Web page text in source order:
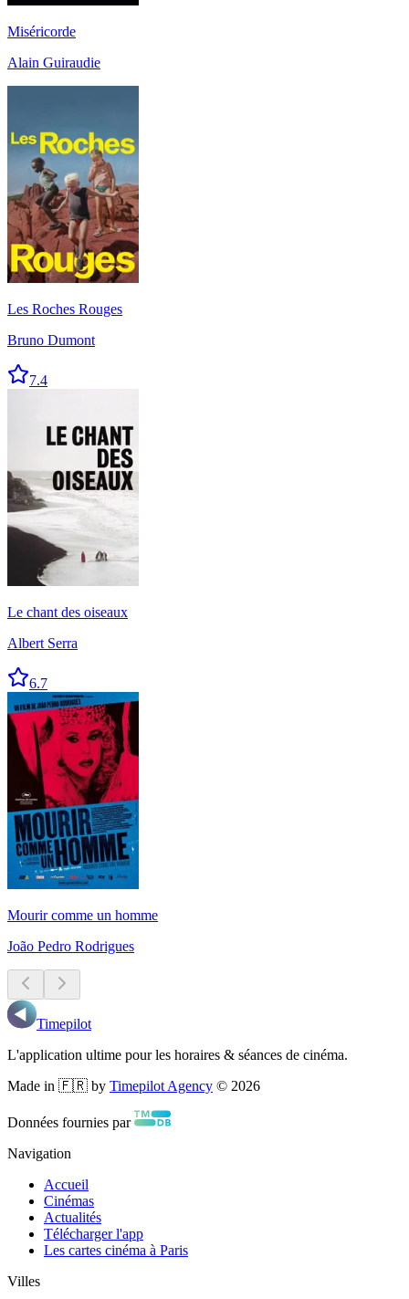
Miséricorde
Alain Guiraudie
Les Roches Rouges
Bruno Dumont
7.4
Le chant des oiseaux
Albert Serra
6.7
Mourir comme un homme
João Pedro Rodrigues
Timepilot
L'application ultime pour les horaires & séances de cinéma.
Made in 🇫🇷 by Timepilot Agency © 2026
Données fournies par
Navigation
Accueil
Cinémas
Actualités
Télécharger l'app
Les cartes cinéma à Paris
Villes